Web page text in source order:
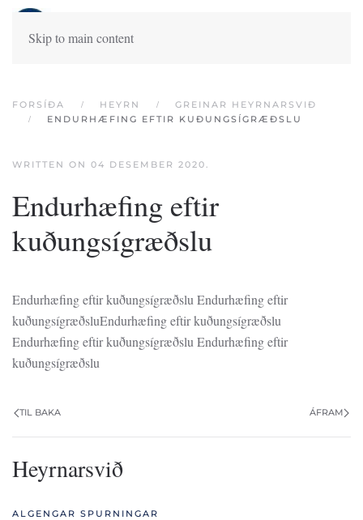
Skip to main content
FORSÍÐA HEYRN
GREINAR HEYRNARSVIÐ
ENDURHÆFING EFTIR KUÐUNGSÍGRÆÐSLU
WRITTEN ON 04 DESEMBER 2020.
Endurhæfing eftir
kuðungsígræðslu
Endurhæfing eftir kuðungsígræðslu Endurhæfing eftir
kuðungsígræðsluEndurhæfing eftir kuðungsígræðslu
Endurhæfing eftir kuðungsígræðslu Endurhæfing eftir
kuðungsígræðslu
TIL BAKA ÁFRAM
Heyrnarsvið
ALGENGAR SPURNINGAR